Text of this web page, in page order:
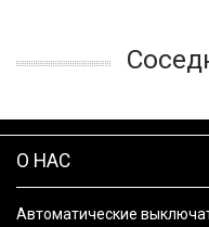
О НАС
Автоматические